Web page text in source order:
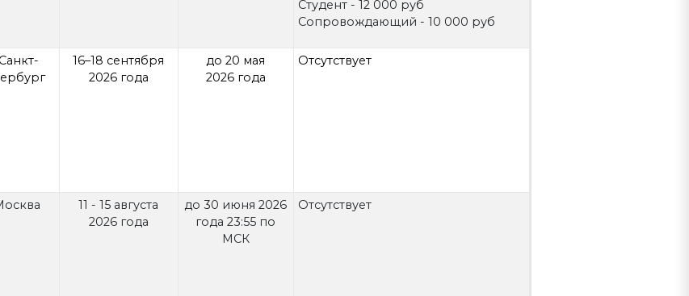
Студент - 12 000 руб
Сопровождающий - 10 000 руб
16–18 сентября
2026 года
до 20 мая
2026 года
Отсутствует
11 - 15 августа
2026 года
до 30 июня 2026
года 23:55 по
МСК
Отсутствует